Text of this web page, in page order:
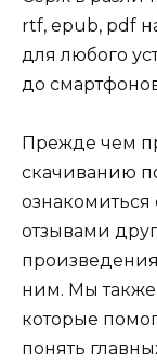
rtf, epub, pdf
для любого
до
Прежде чем
скачиванию
отзывами
ним. Мы
которые
понять